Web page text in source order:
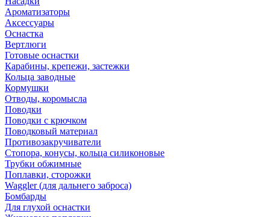
Ароматизаторы
Аксессуары
Оснастка
Вертлюги
Готовые оснастки
Карабины, крепежи, застежки
Кольца заводные
Кормушки
Отводы, коромысла
Поводки
Поводки с крючком
Поводковый материал
Противозакручиватели
Стопора, конусы, кольца силиконовые
Трубки обжимные
Поплавки, сторожки
Waggler (для дальнего заброса)
Бомбарды
Для глухой оснастки